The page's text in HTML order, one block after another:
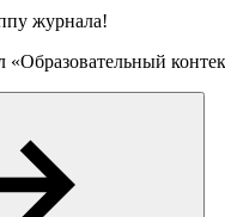
журнала!